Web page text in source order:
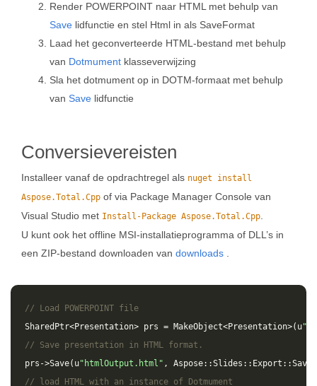
Render POWERPOINT naar HTML met behulp van
Save lidfunctie en stel Html in als SaveFormat
Laad het geconverteerde HTML-bestand met behulp
van Dotmument klasseverwijzing
Sla het dotmument op in DOTM-formaat met behulp
van Save lidfunctie
Conversievereisten
Installeer vanaf de opdrachtregel als nuget install
Aspose.Total.Cpp of via Package Manager Console van
Visual Studio met Install-Package Aspose.Total.Cpp
U kunt ook het offline MSI-installatieprogramma of DLL’s in
een ZIP-bestand downloaden van downloads
// Load POWERPOINT file
SharedPtr<Presentation> prs = MakeObject<Presentation>( u
// Save presentation in HTML format.
prs ->Save( u"htmlOutput.html" , Aspose::Slides :: Export ::
// load HTML with an instance of Dotmument